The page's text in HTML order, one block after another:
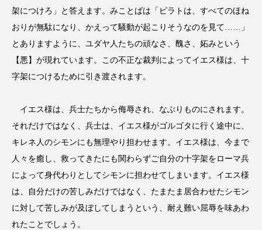
架につけろ」と答えます。みことばは「ピラトは、すべてのほね
おりが無駄になり、かえって騒動が起こりそうなのを見て……」
とありますように、ユダヤ人たちの頑なさ、醜さ、妬みという
【悪】が現れています。この不正な裁判によってイエス様は、十
字架につけるために引き渡されます。
イエス様は、兵士たちから侮辱され、なぶりものにされます。
それだけではなく、兵士は、イエス様がゴルゴタに行く途中に、
キレネ人のシモンにも無理やり担わせます。イエス様は、今まで
人々を癒し、救ってきたにも関わらずご自分の十字架をローマ兵
によって身代わりとしてシモンに担わせてしまいます。イエス様
は、自分だけの苦しみだけではなく、たまたま居合わせたシモン
に対して苦しみが及ぼしてしまうという、耐え難い屈辱を味あわ
れたことでしょう。